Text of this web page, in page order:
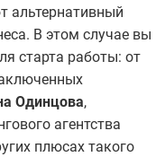
альтернативный
В этом случае вы
старта работы: от
Одинцова,
агентства
плюсах такого